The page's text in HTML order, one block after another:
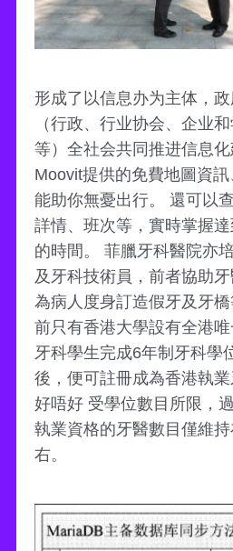
形成了以信息办为主体，
（行政、行业协会、企业
等）全社会共同推进信息化
Moovit提供的免費地圖資
能助你無憂出行。 還可以
詳情、班次等，實時掌握
的時間。 菲臘牙科醫院亦
及牙科技術員，前者協助
為病人度身訂造假牙及牙
前只有香港大學設有全港唯
牙科學生完成6年制牙科學
後，便可註冊成為香港執
好唔好 受學位數目所限，
執業資格的牙醫數目僅維
右。